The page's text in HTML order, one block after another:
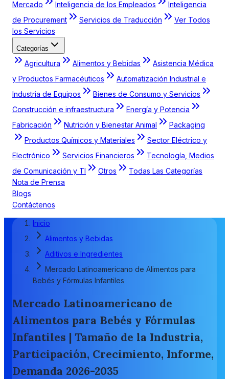
Mercado
Inteligencia de los Empleados
Inteligencia
de Procurement
Servicios de Traducción
Ver Todos
los Servicios
Categorías
Agricultura Alimentos y Bebidas
Asistencia Médica
y Productos Farmacéuticos
Automatización Industrial e
Industria de Equipos
Bienes de Consumo y Servicios
Construcción e infraestructura
Energía y Potencia
Fabricación
Nutrición y Bienestar Animal
Packaging
Productos Químicos y Materiales
Sector Eléctrico y
Electrónico
Servicios Financieros
Tecnología, Medios
de Comunicación y TI
Otros
Todas Las Categorías
Nota de Prensa
Blogs
Contáctenos
Inicio
Alimentos y Bebidas
Aditivos e Ingredientes
Mercado Latinoamericano de Alimentos para
Bebés y Fórmulas Infantiles
Mercado Latinoamericano de
Alimentos para Bebés y Fórmulas
Infantiles | Tamaño de la Industria,
Participación, Crecimiento, Informe,
Demanda 2026-2035